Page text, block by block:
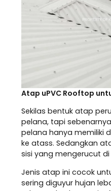
Atap uPVC Rooftop
Sekilas bentuk atap
pelana, tapi
pelana hanya memiliki
ke atass. Sedangkan
sisi yang mengerucut
Jenis atap ini cocok
sering diguyur hujan